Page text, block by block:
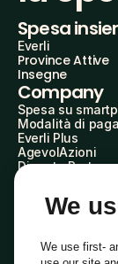
Spesa
Everli
Province Attive
Insegne
Company
Spesa su
Modalità di
Everli Plus
AgevolAzioni
Diventa Partner
Everli Shoppers
About Us
Everli News
Domande
We
We use first-